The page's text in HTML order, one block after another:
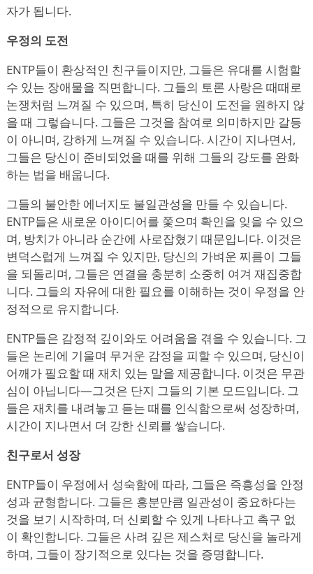
자가 됩니다.
우정의 도전
ENTP들이 환상적인 친구들이지만, 그들은 유대를 시험할
수 있는 장애물을 직면합니다. 그들의 토론 사랑은 때때로
논쟁처럼 느껴질 수 있으며, 특히 당신이 도전을 원하지 않
을 때 그렇습니다. 그들은 그것을 참여로 의미하지만 갈등
이 아니며, 강하게 느껴질 수 있습니다. 시간이 지나면서,
그들은 당신이 준비되었을 때를 위해 그들의 강도를 완화
하는 법을 배웁니다.
그들의 불안한 에너지도 불일관성을 만들 수 있습니다.
ENTP들은 새로운 아이디어를 쫓으며 확인을 잊을 수 있으
며, 방치가 아니라 순간에 사로잡혔기 때문입니다. 이것은
변덕스럽게 느껴질 수 있지만, 당신의 가벼운 찌름이 그들
을 되돌리며, 그들은 연결을 충분히 소중히 여겨 재집중합
니다. 그들의 자유에 대한 필요를 이해하는 것이 우정을 안
정적으로 유지합니다.
ENTP들은 감정적 깊이와도 어려움을 겪을 수 있습니다. 그
들은 논리에 기울며 무거운 감정을 피할 수 있으며, 당신이
어깨가 필요할 때 재치 있는 말을 제공합니다. 이것은 무관
심이 아닙니다—그것은 단지 그들의 기본 모드입니다. 그
들은 재치를 내려놓고 듣는 때를 인식함으로써 성장하며,
시간이 지나면서 더 강한 신뢰를 쌓습니다.
친구로서 성장
ENTP들이 우정에서 성숙함에 따라, 그들은 즉흥성을 안정
성과 균형합니다. 그들은 흥분만큼 일관성이 중요하다는
것을 보기 시작하며, 더 신뢰할 수 있게 나타나고 촉구 없
이 확인합니다. 그들은 사려 깊은 제스처로 당신을 놀라게
하며, 그들이 장기적으로 있다는 것을 증명합니다.